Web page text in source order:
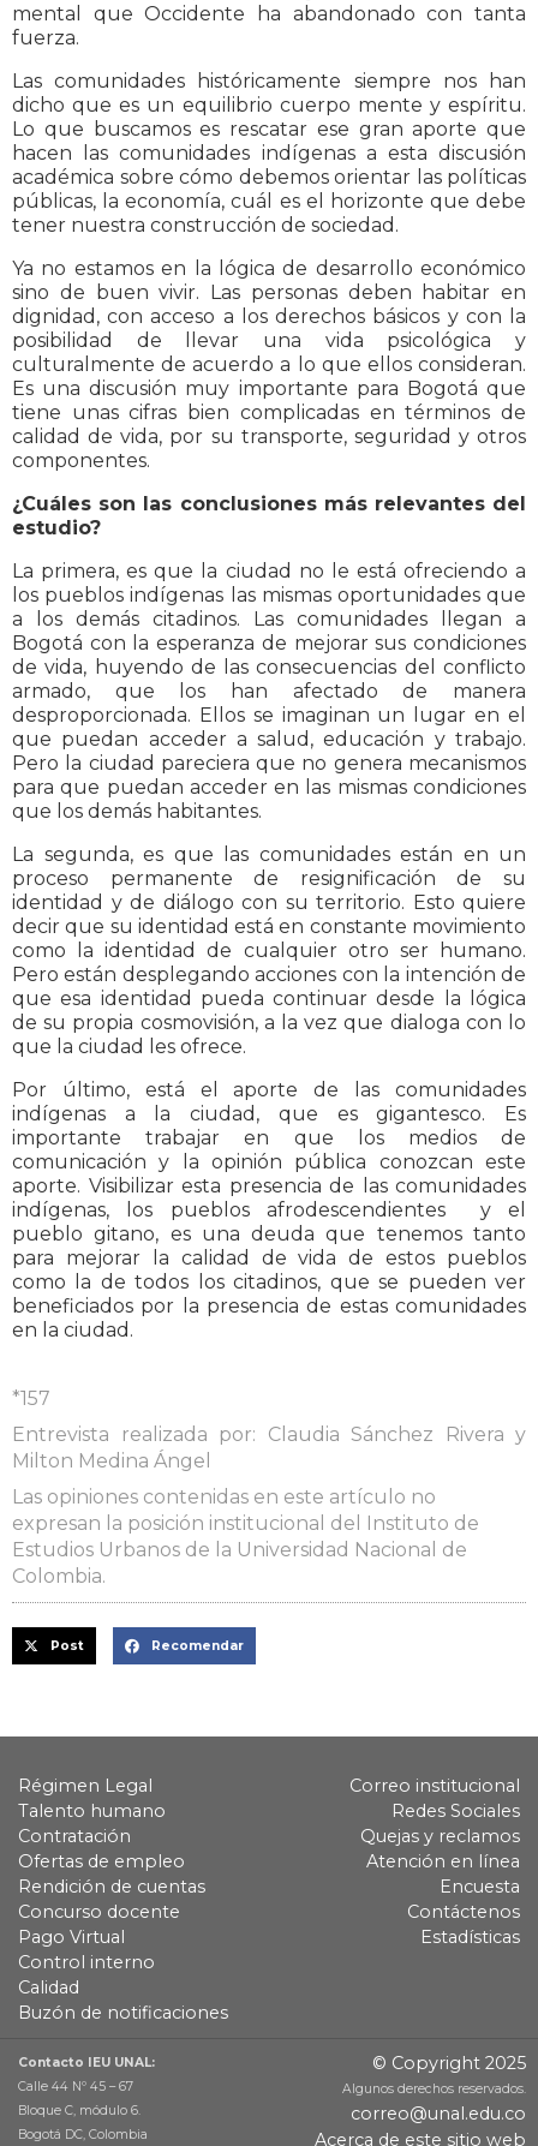
mental que Occidente ha abandonado con tanta
fuerza.
Las comunidades históricamente siempre nos han
dicho que es un equilibrio cuerpo mente y espíritu.
Lo que buscamos es rescatar ese gran aporte que
hacen las comunidades indígenas a esta discusión
académica sobre cómo debemos orientar las políticas
públicas, la economía, cuál es el horizonte que debe
tener nuestra construcción de sociedad.
Ya no estamos en la lógica de desarrollo económico
sino de buen vivir. Las personas deben habitar en
dignidad, con acceso a los derechos básicos y con la
posibilidad de llevar una vida psicológica y
culturalmente de acuerdo a lo que ellos consideran.
Es una discusión muy importante para Bogotá que
tiene unas cifras bien complicadas en términos de
calidad de vida, por su transporte, seguridad y otros
componentes.
¿Cuáles son las conclusiones más relevantes del
estudio?
La primera, es que la ciudad no le está ofreciendo a
los pueblos indígenas las mismas oportunidades que
a los demás citadinos. Las comunidades llegan a
Bogotá con la esperanza de mejorar sus condiciones
de vida, huyendo de las consecuencias del conflicto
armado, que los han afectado de manera
desproporcionada. Ellos se imaginan un lugar en el
que puedan acceder a salud, educación y trabajo.
Pero la ciudad pareciera que no genera mecanismos
para que puedan acceder en las mismas condiciones
que los demás habitantes.
La segunda, es que las comunidades están en un
proceso permanente de resignificación de su
identidad y de diálogo con su territorio. Esto quiere
decir que su identidad está en constante movimiento
como la identidad de cualquier otro ser humano.
Pero están desplegando acciones con la intención de
que esa identidad pueda continuar desde la lógica
de su propia cosmovisión, a la vez que dialoga con lo
que la ciudad les ofrece.
Por último, está el aporte de las comunidades
indígenas a la ciudad, que es gigantesco. Es
importante trabajar en que los medios de
comunicación y la opinión pública conozcan este
aporte. Visibilizar esta presencia de las comunidades
indígenas, los pueblos afrodescendientes y el
pueblo gitano, es una deuda que tenemos tanto
para mejorar la calidad de vida de estos pueblos
como la de todos los citadinos, que se pueden ver
beneficiados por la presencia de estas comunidades
en la ciudad.
*157
Entrevista realizada por: Claudia Sánchez Rivera y
Milton Medina Ángel
Las opiniones contenidas en este artículo no
expresan la posición institucional del Instituto de
Estudios Urbanos de la Universidad Nacional de
Colombia.
Post Recomendar
Régimen Legal
Talento humano
Contratación
Ofertas de empleo
Rendición de cuentas
Concurso docente
Pago Virtual
Control interno
Calidad
Buzón de notificaciones
Correo institucional
Redes Sociales
Quejas y reclamos
Atención en línea
Encuesta
Contáctenos
Estadísticas
Contacto IEU UNAL:
Calle 44 Nº 45 – 67
Bloque C, módulo 6.
Bogotá DC, Colombia
© Copyright 2025
Algunos derechos reservados.
correo@unal.edu.co
Acerca de este sitio web